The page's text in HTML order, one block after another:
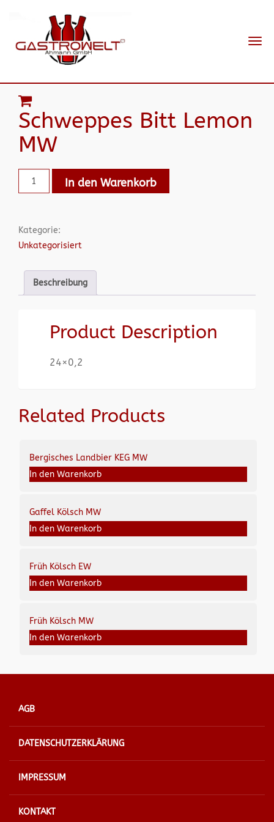
Schweppes Bitt Lemon
MW
In den Warenkorb
Kategorie:
Unkategorisiert
Beschreibung
Product Description
24×0,2
Related Products
Bergisches Landbier KEG MW
In den Warenkorb
Gaffel Kölsch MW
In den Warenkorb
Früh Kölsch EW
In den Warenkorb
Früh Kölsch MW
In den Warenkorb
AGB
DATENSCHUTZERKLÄRUNG
IMPRESSUM
KONTAKT